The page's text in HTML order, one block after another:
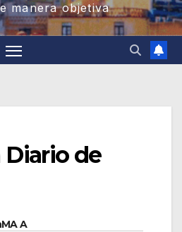
manera objetiva
de
A